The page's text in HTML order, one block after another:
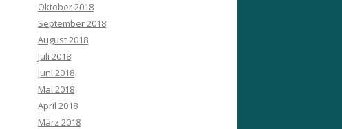
Oktober 2018
September 2018
August 2018
Juli 2018
Juni 2018
Mai 2018
April 2018
März 2018